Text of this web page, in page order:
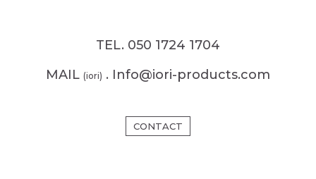
TEL. 050 1724 1704
MAIL (iori) . Info@iori-products.com
CONTACT